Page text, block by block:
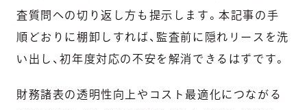
査質問への切り返し方も提示します。本記事の手
順どおりに棚卸しすれば、監査前に隠れリースを洗
い出し、初年度対応の不安を解消できるはずです。
財務諸表の透明性向上やコスト最適化につながる